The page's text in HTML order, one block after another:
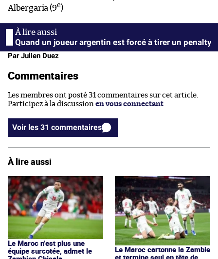
Albergaria (9e)
Quand un joueur argentin est forcé à tirer un penalty
Par Julien Duez
Commentaires
Les membres ont posté 31 commentaires sur cet article.
Participez à la discussion en vous connectant .
Voir les 31 commentaires
À lire aussi
Le Maroc n’est plus une
équipe surcotée, admet le
Le Maroc cartonne la Zambie